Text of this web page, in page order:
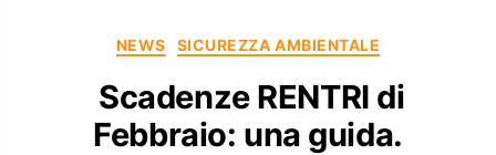
NEWS SICUREZZA AMBIENTALE
Scadenze RENTRI di
Febbraio: una guida.